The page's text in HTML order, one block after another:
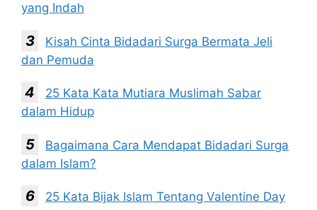
yang Indah
Kisah Cinta Bidadari Surga Bermata Jeli
dan Pemuda
25 Kata Kata Mutiara Muslimah Sabar
dalam Hidup
Bagaimana Cara Mendapat Bidadari Surga
dalam Islam?
25 Kata Bijak Islam Tentang Valentine Day